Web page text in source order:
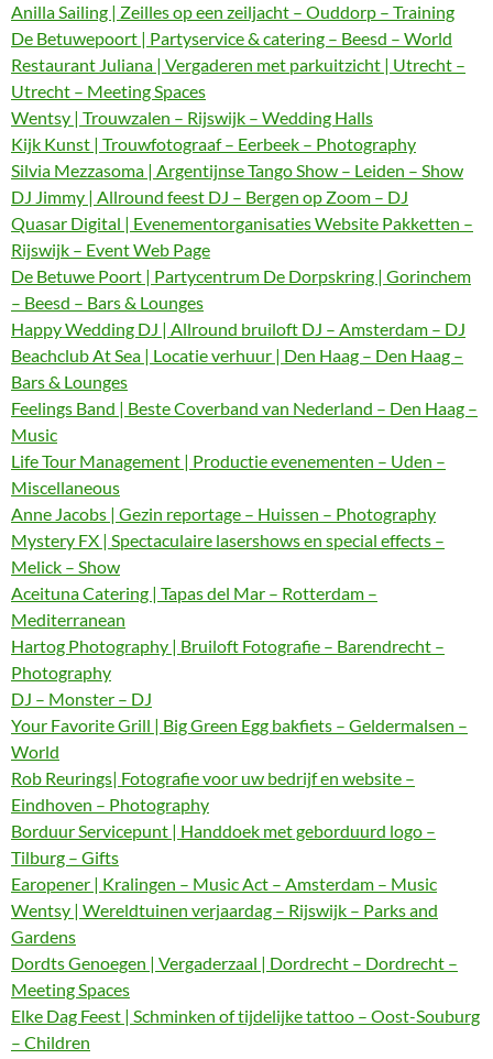
Anilla Sailing | Zeilles op een zeiljacht – Ouddorp – Training
De Betuwepoort | Partyservice & catering – Beesd – World
Restaurant Juliana | Vergaderen met parkuitzicht | Utrecht –
Utrecht – Meeting Spaces
Wentsy | Trouwzalen – Rijswijk – Wedding Halls
Kijk Kunst | Trouwfotograaf – Eerbeek – Photography
Silvia Mezzasoma | Argentijnse Tango Show – Leiden – Show
DJ Jimmy | Allround feest DJ – Bergen op Zoom – DJ
Quasar Digital | Evenementorganisaties Website Pakketten –
Rijswijk – Event Web Page
De Betuwe Poort | Partycentrum De Dorpskring | Gorinchem
– Beesd – Bars & Lounges
Happy Wedding DJ | Allround bruiloft DJ – Amsterdam – DJ
Beachclub At Sea | Locatie verhuur | Den Haag – Den Haag –
Bars & Lounges
Feelings Band | Beste Coverband van Nederland – Den Haag –
Music
Life Tour Management | Productie evenementen – Uden –
Miscellaneous
Anne Jacobs | Gezin reportage – Huissen – Photography
Mystery FX | Spectaculaire lasershows en special effects –
Melick – Show
Aceituna Catering | Tapas del Mar – Rotterdam –
Mediterranean
Hartog Photography | Bruiloft Fotografie – Barendrecht –
Photography
DJ – Monster – DJ
Your Favorite Grill | Big Green Egg bakfiets – Geldermalsen –
World
Rob Reurings| Fotografie voor uw bedrijf en website –
Eindhoven – Photography
Borduur Servicepunt | Handdoek met geborduurd logo –
Tilburg – Gifts
Earopener | Kralingen – Music Act – Amsterdam – Music
Wentsy | Wereldtuinen verjaardag – Rijswijk – Parks and
Gardens
Dordts Genoegen | Vergaderzaal | Dordrecht – Dordrecht –
Meeting Spaces
Elke Dag Feest | Schminken of tijdelijke tattoo – Oost-Souburg
– Children